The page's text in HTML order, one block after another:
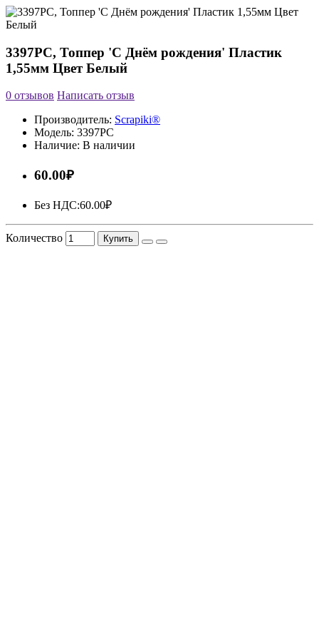
3397PC, Топпер 'С Днём рождения' Пластик
1,55мм Цвет Белый
0 отзывов Написать отзыв
Производитель: Scrapiki®
Модель: 3397PC
Наличие: В наличии
60.00₽
Без НДС:60.00₽
Количество Купить